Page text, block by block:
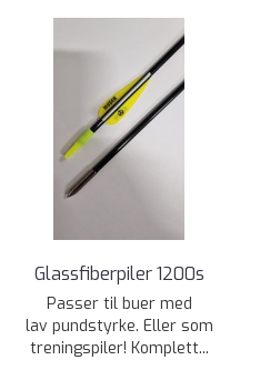
Glassfiberpiler 1200s
Passer til buer med
lav pundstyrke. Eller som
treningspiler! Komplett...